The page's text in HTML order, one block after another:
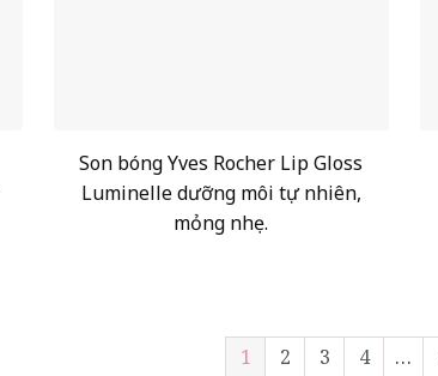
Son bóng Yves Rocher Lip Gloss
Luminelle dưỡng môi tự nhiên,
mỏng nhẹ.
1 2 3 4 …